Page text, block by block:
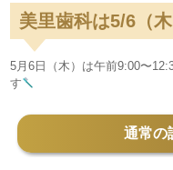
美里歯科は5/6（
5月 6日（木）は午前9:00〜
す
通常の